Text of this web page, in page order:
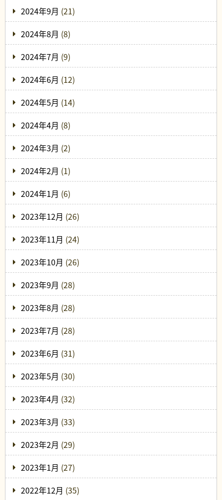
2024年9月 (21)
2024年8月 (8)
2024年7月 (9)
2024年6月 (12)
2024年5月 (14)
2024年4月 (8)
2024年3月 (2)
2024年2月 (1)
2024年1月 (6)
2023年12月 (26)
2023年11月 (24)
2023年10月 (26)
2023年9月 (28)
2023年8月 (28)
2023年7月 (28)
2023年6月 (31)
2023年5月 (30)
2023年4月 (32)
2023年3月 (33)
2023年2月 (29)
2023年1月 (27)
2022年12月 (35)